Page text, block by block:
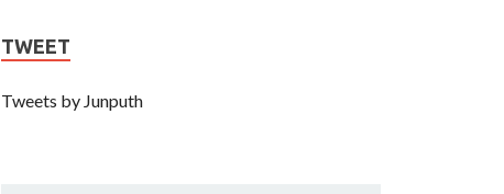
TWEET
Tweets by Junputh